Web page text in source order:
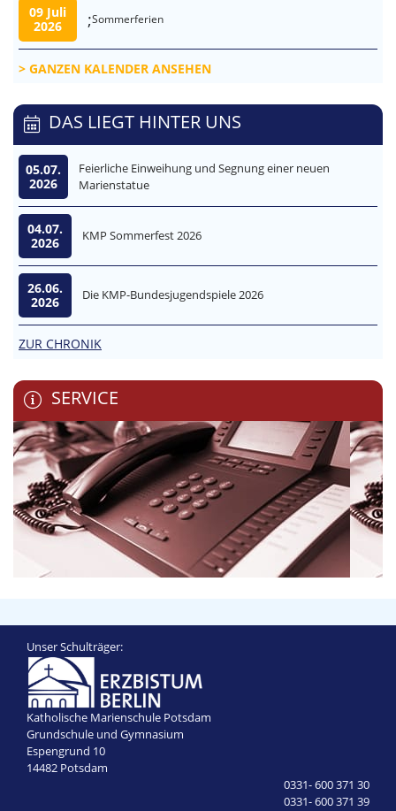
09 Juli
2026
;Sommerferien
GANZEN KALENDER ANSEHEN
DAS LIEGT HINTER UNS
05.07.
2026
Feierliche Einweihung und Segnung einer neuen
Marienstatue
04.07.
2026
KMP Sommerfest 2026
26.06.
2026
Die KMP-Bundesjugendspiele 2026
ZUR CHRONIK
SERVICE
Unser Schulträger:
Katholische Marienschule Potsdam
Grundschule und Gymnasium
Espengrund 10
14482 Potsdam
0331- 600 371 30
0331- 600 371 39